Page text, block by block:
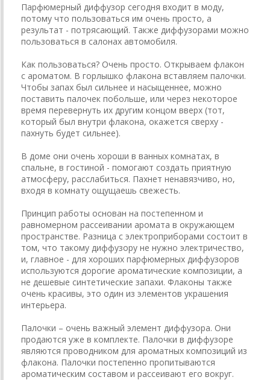
Парфюмерный диффузор сегодня входит в моду,
потому что пользоваться им очень просто, а
результат - потрясающий. Также диффузорами можно
пользоваться в салонах автомобиля.
Как пользоваться? Очень просто. Открываем флакон
с ароматом. В горлышко флакона вставляем палочки.
Чтобы запах был сильнее и насыщеннее, можно
поставить палочек побольше, или через некоторое
время перевернуть их другим концом вверх (тот,
который был внутри флакона, окажется сверху -
пахнуть будет сильнее).
В доме они очень хороши в ванных комнатах, в
спальне, в гостиной - помогают создать приятную
атмосферу, расслабиться. Пахнет ненавязчиво, но,
входя в комнату ощущаешь свежесть.
Принцип работы основан на постепенном и
равномерном рассеивании аромата в окружающем
пространстве. Разница с электроприборами состоит в
том, что такому диффузору не нужно электричество,
и, главное - для хороших парфюмерных диффузоров
используются дорогие ароматические композиции, а
не дешевые синтетические запахи. Флаконы также
очень красивы, это один из элементов украшения
интерьера.
Палочки – очень важный элемент диффузора. Они
продаются уже в комплекте. Палочки в диффузоре
являются проводником для ароматных композиций из
флакона. Палочки постепенно пропитываются
ароматическим составом и рассеивают его вокруг.